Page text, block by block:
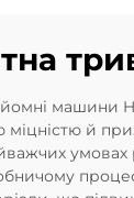
машини
й